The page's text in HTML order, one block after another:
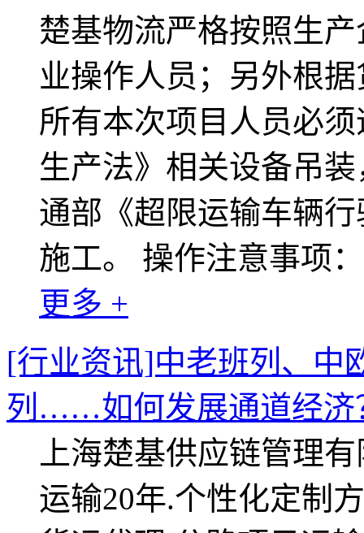
楚基物流严格按照生
业操作人员；另外根
所有本次项目人员必
生产法》相关设备吊
通部《超限运输车辆
施工。 操作注意事项：
更多 +
[行业资讯]中老班列、中
列……如何发展通道经济
上海楚基供应链管理
运输20年.个性化定制